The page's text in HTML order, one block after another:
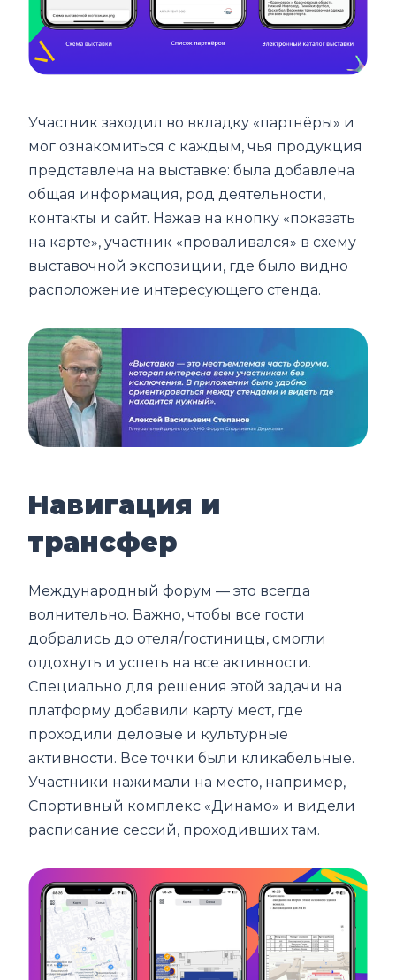
Участник заходил во вкладку «партнёры» и
мог ознакомиться с каждым, чья продукция
представлена на выставке: была добавлена
общая информация, род деятельности,
контакты и сайт. Нажав на кнопку «показать
на карте», участник «проваливался» в схему
выставочной экспозиции, где было видно
расположение интересующего стенда.
Навигация и
трансфер
Международный форум — это всегда
волнительно. Важно, чтобы все гости
добрались до отеля/гостиницы, смогли
отдохнуть и успеть на все активности.
Специально для решения этой задачи на
платформу добавили карту мест, где
проходили деловые и культурные
активности. Все точки были кликабельные.
Участники нажимали на место, например,
Спортивный комплекс «Динамо» и видели
расписание сессий, проходивших там.